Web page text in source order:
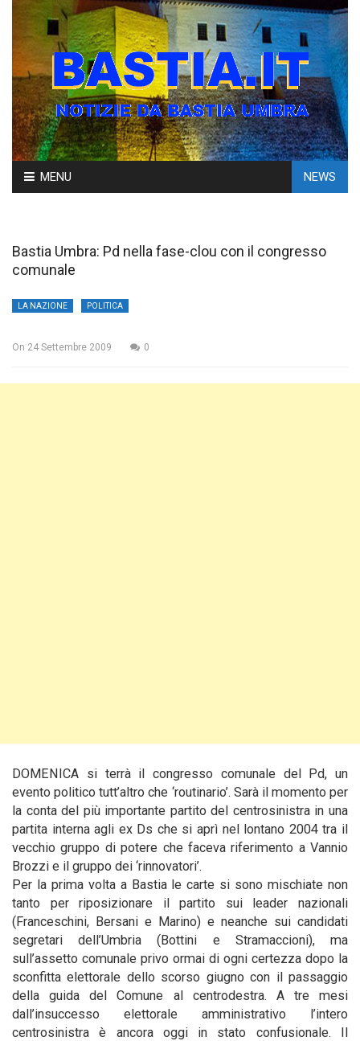
Skip
to
MENU NEWS
Bastia Umbra: Pd nella fase-clou con il congresso
comunale
LA NAZIONE POLITICA
On 24 Settembre 2009 0
DOMENICA si terrà il congresso comunale del Pd, un
evento politico tutt’altro che ‘routinario’. Sarà il momento per
la conta del più importante partito del centrosinistra in una
partita interna agli ex Ds che si aprì nel lontano 2004 tra il
vecchio gruppo di potere che faceva riferimento a Vannio
Brozzi e il gruppo dei ‘rinnovatori’.
Per la prima volta a Bastia le carte si sono mischiate non
tanto per riposizionare il partito sui leader nazionali
(Franceschini, Bersani e Marino) e neanche sui candidati
segretari dell’Umbria (Bottini e Stramaccioni), ma
sull’assetto comunale privo ormai di ogni certezza dopo la
sconfitta elettorale dello scorso giugno con il passaggio
della guida del Comune al centrodestra. A tre mesi
dall’insuccesso elettorale amministrativo l’intero
centrosinistra è ancora oggi in stato confusionale. Il